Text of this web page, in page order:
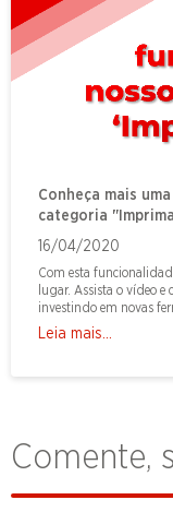
Conheça mais
categoria
16/04/2020
Com esta
lugar. Assista o vídeo
investindo em novas
Leia mais...
Comente,